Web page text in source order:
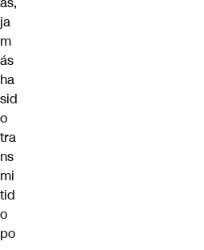
ja
m
ás
ha
sid
o
tra
ns
mi
tid
o
po